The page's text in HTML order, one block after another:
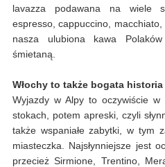
lavazza podawana na wiele
espresso, cappuccino,
nasza ulubiona kawa
śmietaną.
Włochy to także bogata historia
Wyjazdy w Alpy to oczywiście
stokach, potem apreski, czyli
także wspaniałe zabytki, w tym
miasteczka. Najsłynniejsze jest
przecież Sirmione, Trentino,